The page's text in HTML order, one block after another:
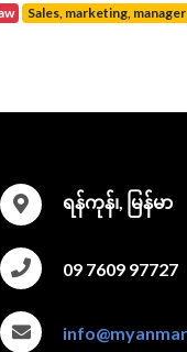
sales, marketing,
ရန်ကုန်၊, မြန်မာ
09 7609 97727